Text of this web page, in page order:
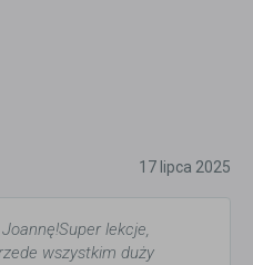
17 lipca 2025
lekcje,
wszystkim duży